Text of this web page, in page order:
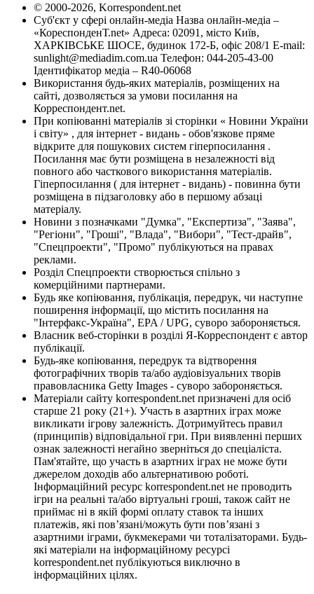
© 2000-2026, Korrespondent.net
Суб'єкт у сфері онлайн-медіа Назва онлайн-медіа –
«КореспонденТ.net» Адреса: 02091, місто Київ,
ХАРКІВСЬКЕ ШОСЕ, будинок 172-Б, офіс 208/1 E-mail:
sunlight@mediadim.com.ua Телефон: 044-205-43-00
Ідентифікатор медіа – R40-06068
Використання будь-яких матеріалів, розміщених на
сайті, дозволяється за умови посилання на
Корреспондент.net.
При копіюванні матеріалів зі сторінки « Новини України
і світу» , для інтернет - видань - обов'язкове пряме
відкрите для пошукових систем гіперпосилання .
Посилання має бути розміщена в незалежності від
повного або часткового використання матеріалів.
Гіперпосилання ( для інтернет - видань) - повинна бути
розміщена в підзаголовку або в першому абзаці
матеріалу.
Новини з позначками "Думка", "Експертиза", "Заява",
"Регіони", "Гроші", "Влада", "Вибори", "Тест-драйв",
"Спецпроекти", "Промо" публікуються на правах
реклами.
Розділ Спецпроекти створюється спільно з
комерційними партнерами.
Будь яке копіювання, публікація, передрук, чи наступне
поширення інформації, що містить посилання на
"Інтерфакс-Україна", EPA / UPG, суворо забороняється.
Власник веб-сторінки в розділі Я-Корреспондент є автор
публікації.
Будь-яке копіювання, передрук та відтворення
фотографічних творів та/або аудіовізуальних творів
правовласника Getty Images - суворо забороняється.
Матеріали сайту korrespondent.net призначені для осіб
старше 21 року (21+). Участь в азартних іграх може
викликати ігрову залежність. Дотримуйтесь правил
(принципів) відповідальної гри. При виявленні перших
ознак залежності негайно зверніться до спеціаліста.
Пам'ятайте, що участь в азартних іграх не може бути
джерелом доходів або альтернативою роботі.
Інформаційний ресурс korrespondent.net не проводить
ігри на реальні та/або віртуальні гроші, також сайт не
приймає ні в якій формі оплату ставок та інших
платежів, які пов’язані/можуть бути пов’язані з
азартними іграми, букмекерами чи тоталізаторами. Будь-
які матеріали на інформаційному ресурсі
korrespondent.net публікуються виключно в
інформаційних цілях.